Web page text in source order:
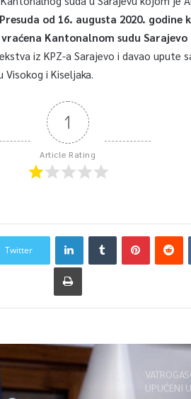
Presuda od 16. augusta 2020. godine
Kantonalnom sudu Sarajevo
iz KPZ-a Sarajevo i davao upute
i Kiseljaka.
1
Article Rating
Twitter
UPUĆENI